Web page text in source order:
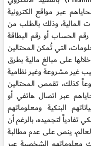
عبر مواقع الكترونية
المالية، وذلك بالطلب من
الحساب أو رقم البطاقة
التي تُمكن المحتالين
على مبالغ مالية بطرق
كذلك، تقمص المحتالين
عبر اتصال هاتفي أو
البنكية ومعلوماتهم
لتجميده، بالرغم أن
ينص على عدم مطالبة